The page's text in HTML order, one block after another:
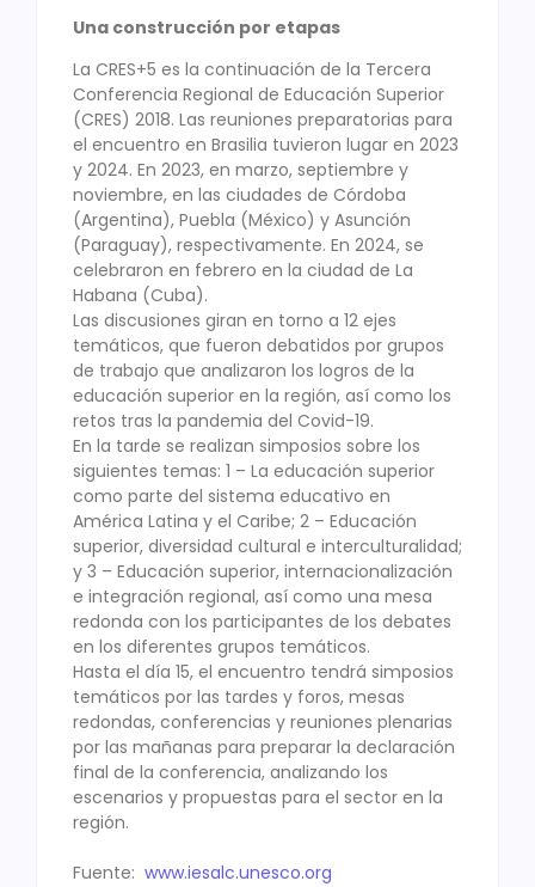
Una construcción por etapas
La CRES+5 es la continuación de la Tercera
Conferencia Regional de Educación Superior
(CRES) 2018. Las reuniones preparatorias para
el encuentro en Brasilia tuvieron lugar en 2023
y 2024. En 2023, en marzo, septiembre y
noviembre, en las ciudades de Córdoba
(Argentina), Puebla (México) y Asunción
(Paraguay), respectivamente. En 2024, se
celebraron en febrero en la ciudad de La
Habana (Cuba).
Las discusiones giran en torno a 12 ejes
temáticos, que fueron debatidos por grupos
de trabajo que analizaron los logros de la
educación superior en la región, así como los
retos tras la pandemia del Covid-19.
En la tarde se realizan simposios sobre los
siguientes temas: 1 – La educación superior
como parte del sistema educativo en
América Latina y el Caribe; 2 – Educación
superior, diversidad cultural e interculturalidad;
y 3 – Educación superior, internacionalización
e integración regional, así como una mesa
redonda con los participantes de los debates
en los diferentes grupos temáticos.
Hasta el día 15, el encuentro tendrá simposios
temáticos por las tardes y foros, mesas
redondas, conferencias y reuniones plenarias
por las mañanas para preparar la declaración
final de la conferencia, analizando los
escenarios y propuestas para el sector en la
región.
Fuente: www.iesalc.unesco.org